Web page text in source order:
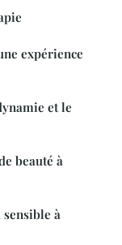
expérience
et le
beauté à
sensible à